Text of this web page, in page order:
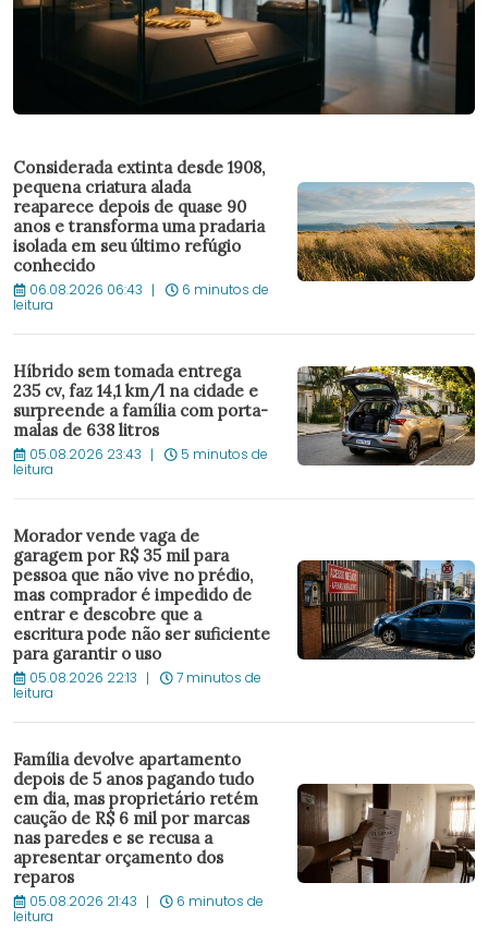
Considerada extinta desde 1908,
pequena criatura alada
reaparece depois de quase 90
anos e transforma uma pradaria
isolada em seu último refúgio
conhecido
06.08.2026 06:43 6 minutos de
leitura
Híbrido sem tomada entrega
235 cv, faz 14,1 km/l na cidade e
surpreende a família com porta-
malas de 638 litros
05.08.2026 23:43 5 minutos de
leitura
Morador vende vaga de
garagem por R$ 35 mil para
pessoa que não vive no prédio,
mas comprador é impedido de
entrar e descobre que a
escritura pode não ser suficiente
para garantir o uso
05.08.2026 22:13 7 minutos de
leitura
Família devolve apartamento
depois de 5 anos pagando tudo
em dia, mas proprietário retém
caução de R$ 6 mil por marcas
nas paredes e se recusa a
apresentar orçamento dos
reparos
05.08.2026 21:43 6 minutos de
leitura